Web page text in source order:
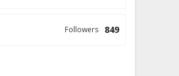
849
Followers